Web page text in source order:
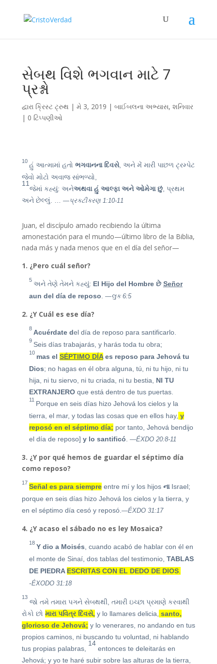
સેબથ વિશે ભગવાન માટે 7
પ્રશ્નો
દ્વારા ક્રિસ્ટ ટ્રુથ | મે 3, 2019 | બાઈબલના અભ્યાસ, શનિવાર
| 0 ટિપ્પણીઓ
10 હું આત્મામાં હતો ભગવાનના દિવસે, અને મેં મારી પાછળ ટ્રમ્પેટ
જેવો મોટો અવાજ સાંભળ્યો,
11
જેમાં કહ્યું: અનેઅથવા હું આલ્ફા અને ઓમેગા છું, પ્રથમ
અને છેલ્લું. …
—પ્રકટીકરણ 1:10-11
Juan, el discípulo amado recibiendo la última
amonestación para el mundo—último libro de la Biblia,
nada más y nada menos que en el día del señor—
1. ¿Pero cuál señor?
5 અને તેણે તેમને કહ્યું: El Hijo del Hombre છે Señor
aun del día de reposo —લુક 6:5
2. ¿Y Cuál es ese día?
8 Acuérdate del día de reposo para santificarlo.
9 Seis días trabajarás, y harás toda tu obra;
10 mas el SÉPTIMO DÍAes reposo para Jehová tu
Dios; no hagas en él obra alguna, tú, ni tu hijo, ni tu
hija, ni tu siervo, ni tu criada, ni tu bestia, NI TU
EXTRANJEROque está dentro de tus puertas.
11 Porque en seis días hizo Jehová los cielos y la
tierra, el mar, y todas las cosas que en ellos hay, y
reposó en el séptimo día; por tanto, Jehová bendijo
el día de reposo] y lo santificó —ÉXDO 20:8-11
3. ¿Y por qué hemos de guardar el séptimo día
como reposo?
17 Señal es para siempre entre mí y los hijos નાIsrael;
porque en seis días hizo Jehová los cielos y la tierra, y
en el séptimo día cesó y reposó. —ÉXDO 31:17
4. ¿Y acaso el sábado no es ley Mosaica?
18 Y dio a Moisés , cuando acabó de hablar con él en
el monte de Sinaí, dos tablas del testimonio, TABLAS
DE PIEDRA ESCRITAS CON EL DEDO DE DIOS.
-ÉXODO 31:18
13
જો તમે તમારા પગને સેબથથી, તમારી ઇચ્છા પ્રમાણે કરવાથી
રોકો છો મારા પવિત્ર દિવસે, y lo llamares delicia, santo,
glorioso de Jehová; y lo venerares, no andando en tus
propios caminos, ni buscando tu voluntad, ni hablando
tus propias palabras,
14
entonces te deleitarás en
Jehová; y yo te haré subir sobre las alturas de la tierra,